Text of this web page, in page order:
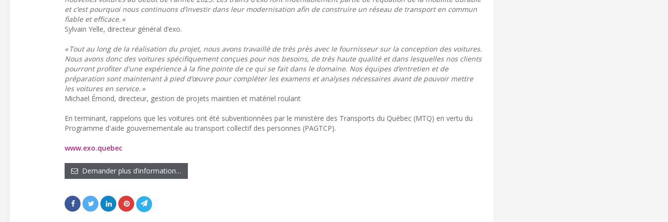
et c’est pourquoi nous continuons d’investir dans leur modernisation afin de construire un réseau de transport en commun
fiable et efficace. »
Sylvain Yelle, directeur général d’exo.
« Tout au long de la réalisation du projet, nous avons travaillé de très près avec le fournisseur sur la conception des voitures.
Nous avons donc des voitures spécifiquement conçues pour nos besoins, de très haute qualité et dans lesquelles nos clients
pourront profiter d'une expérience à la fine pointe de ce qui se fait dans le domaine. Nos équipes d’entretien et de
préparation sont maintenant à pied d’œuvre pour compléter les examens et analyses nécessaires avant de pouvoir mettre
les voitures en service. »
Michael Émond, directeur, gestion de projets maintien et matériel roulant
En terminant, rappelons que les voitures ont été subventionnées par le ministère des Transports du Québec (MTQ) en vertu du
Programme d'aide gouvernementale au transport collectif des personnes (PAGTCP).
www.exo.quebec
Demander plus d’information…